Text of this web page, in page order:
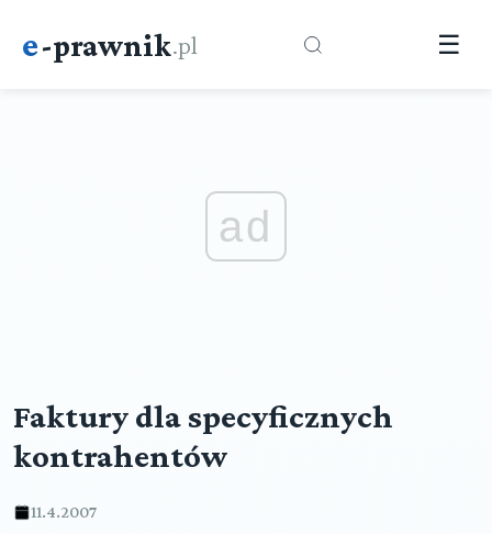
e-prawnik.pl ☰
ad
Faktury dla specyficznych
kontrahentów
11.4.2007